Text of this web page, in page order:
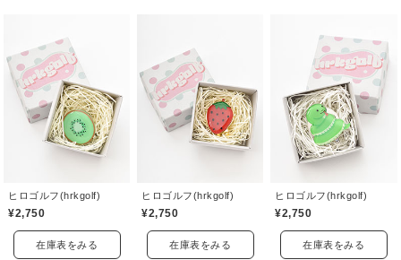
ヒロゴルフ(hrkgolf)
¥2,750
在庫表をみる
ヒロゴルフ(hrkgolf)
¥2,750
在庫表をみる
ヒロゴルフ(hrkgolf)
¥2,750
在庫表をみる